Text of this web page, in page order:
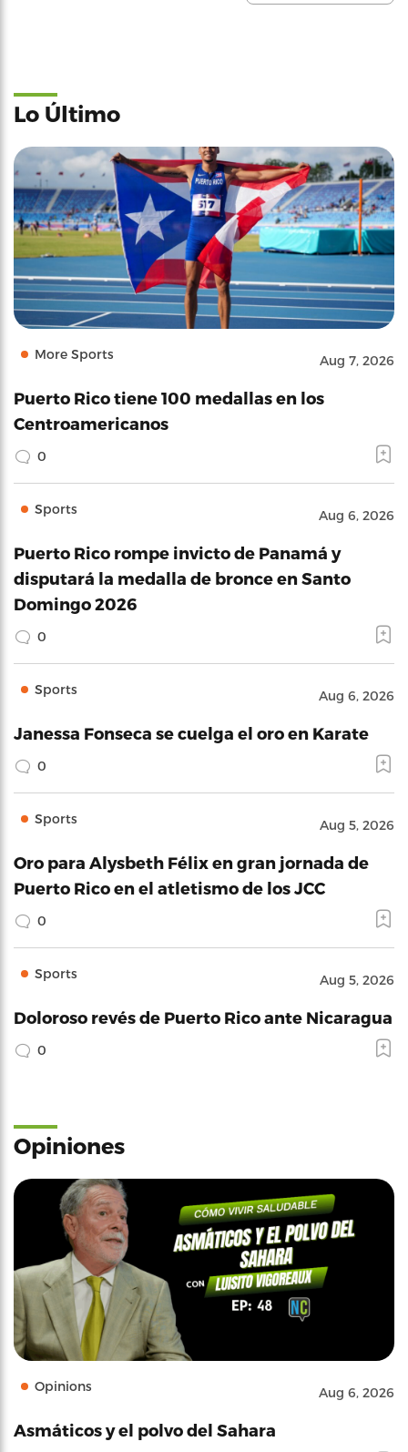
Lo Último
More Sports Aug 7, 2026
Puerto Rico tiene 100 medallas en los
Centroamericanos
0
Sports Aug 6, 2026
Puerto Rico rompe invicto de Panamá y
disputará la medalla de bronce en Santo
Domingo 2026
0
Sports Aug 6, 2026
Janessa Fonseca se cuelga el oro en Karate
0
Sports Aug 5, 2026
Oro para Alysbeth Félix en gran jornada de
Puerto Rico en el atletismo de los JCC
0
Sports Aug 5, 2026
Doloroso revés de Puerto Rico ante Nicaragua
0
Opiniones
Opinions Aug 6, 2026
Asmáticos y el polvo del Sahara